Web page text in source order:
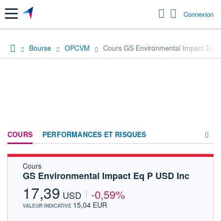
Menu Connexion
Bourse OPCVM Cours GS Environmental Impact Eq
COURS PERFORMANCES ET RISQUES
Cours
GS Environmental Impact Eq P USD Inc
17,39 USD -0,59%
VALEUR INDICATIVE 15,04 EUR